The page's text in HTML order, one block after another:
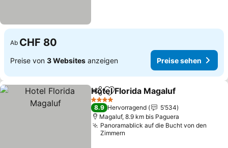
Ab CHF 80
Preise von 3 Websites anzeigen Preise sehen
TeilenZu Favoriten hinzufügen
Hotel Florida Magaluf
4 Sterne
8.9 Hervorragend
5’534
Magaluf, 8.9 km bis Paguera
Panoramablick auf die Bucht von den
Zimmern